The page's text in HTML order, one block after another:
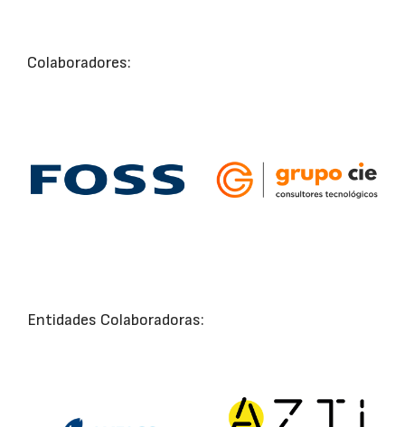
Colaboradores:
Entidades Colaboradoras: